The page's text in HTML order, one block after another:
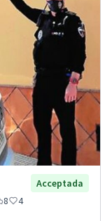
Acceptada
8 4